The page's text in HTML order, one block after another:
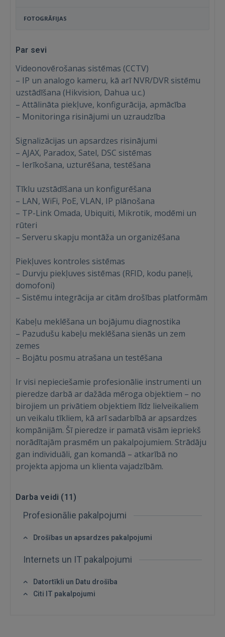
Ienākt
Atcerēties?
FACEBOOK
GOOGLE
Vēl neesat reģistrējies?
REĢISTRĀCIJA
FOTOGRĀFIJAS
Par sevi
Videonovērošanas sistēmas (CCTV)
– IP un analogo kameru, kā arī NVR/DVR sistēmu
uzstādīšana (Hikvision, Dahua u.c.)
– Attālināta piekļuve, konfigurācija, apmācība
– Monitoringa risinājumi un uzraudzība
Signalizācijas un apsardzes risinājumi
– AJAX, Paradox, Satel, DSC sistēmas
– Ierīkošana, uzturēšana, testēšana
Tīklu uzstādīšana un konfigurēšana
– LAN, WiFi, PoE, VLAN, IP plānošana
– TP-Link Omada, Ubiquiti, Mikrotik, modēmi un
rūteri
– Serveru skapju montāža un organizēšana
Piekļuves kontroles sistēmas
– Durvju piekļuves sistēmas (RFID, kodu paneļi,
domofoni)
– Sistēmu integrācija ar citām drošības platformām
Kabeļu meklēšana un bojājumu diagnostika
– Pazudušu kabeļu meklēšana sienās un zem
zemes
– Bojātu posmu atrašana un testēšana
Ir visi nepieciešamie profesionālie instrumenti un
pieredze darbā ar dažāda mēroga objektiem – no
birojiem un privātiem objektiem līdz lielveikaliem
un veikalu tīkliem, kā arī sadarbībā ar apsardzes
kompānijām. Šī pieredze ir pamatā visām iepriekš
norādītajām prasmēm un pakalpojumiem. Strādāju
gan individuāli, gan komandā – atkarībā no
projekta apjoma un klienta vajadzībām.
Darba veidi (11)
Profesionālie pakalpojumi
Drošības un apsardzes pakalpojumi
Internets un IT pakalpojumi
Datortīkli un Datu drošība
Citi IT pakalpojumi